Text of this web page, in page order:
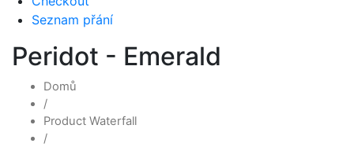
Seznam přání
Peridot - Emerald
Domů
/
Product Waterfall
/